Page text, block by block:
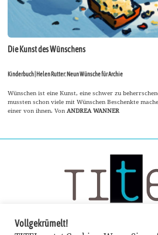
Die Kunst des Wünschens
Kinderbuch | Helen Rutter: Neun Wünsche für Archie
Wünschen ist eine Kunst, eine schwer zu
mussten schon viele mit Wünschen Beschenkte
einer von ihnen. VonANDREA WANNER
Vollgekrümelt!